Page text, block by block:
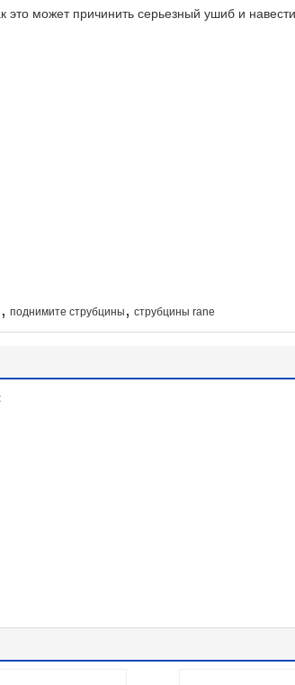
это может причинить серьезный ушиб и
поднимите струбцины струбцины rane